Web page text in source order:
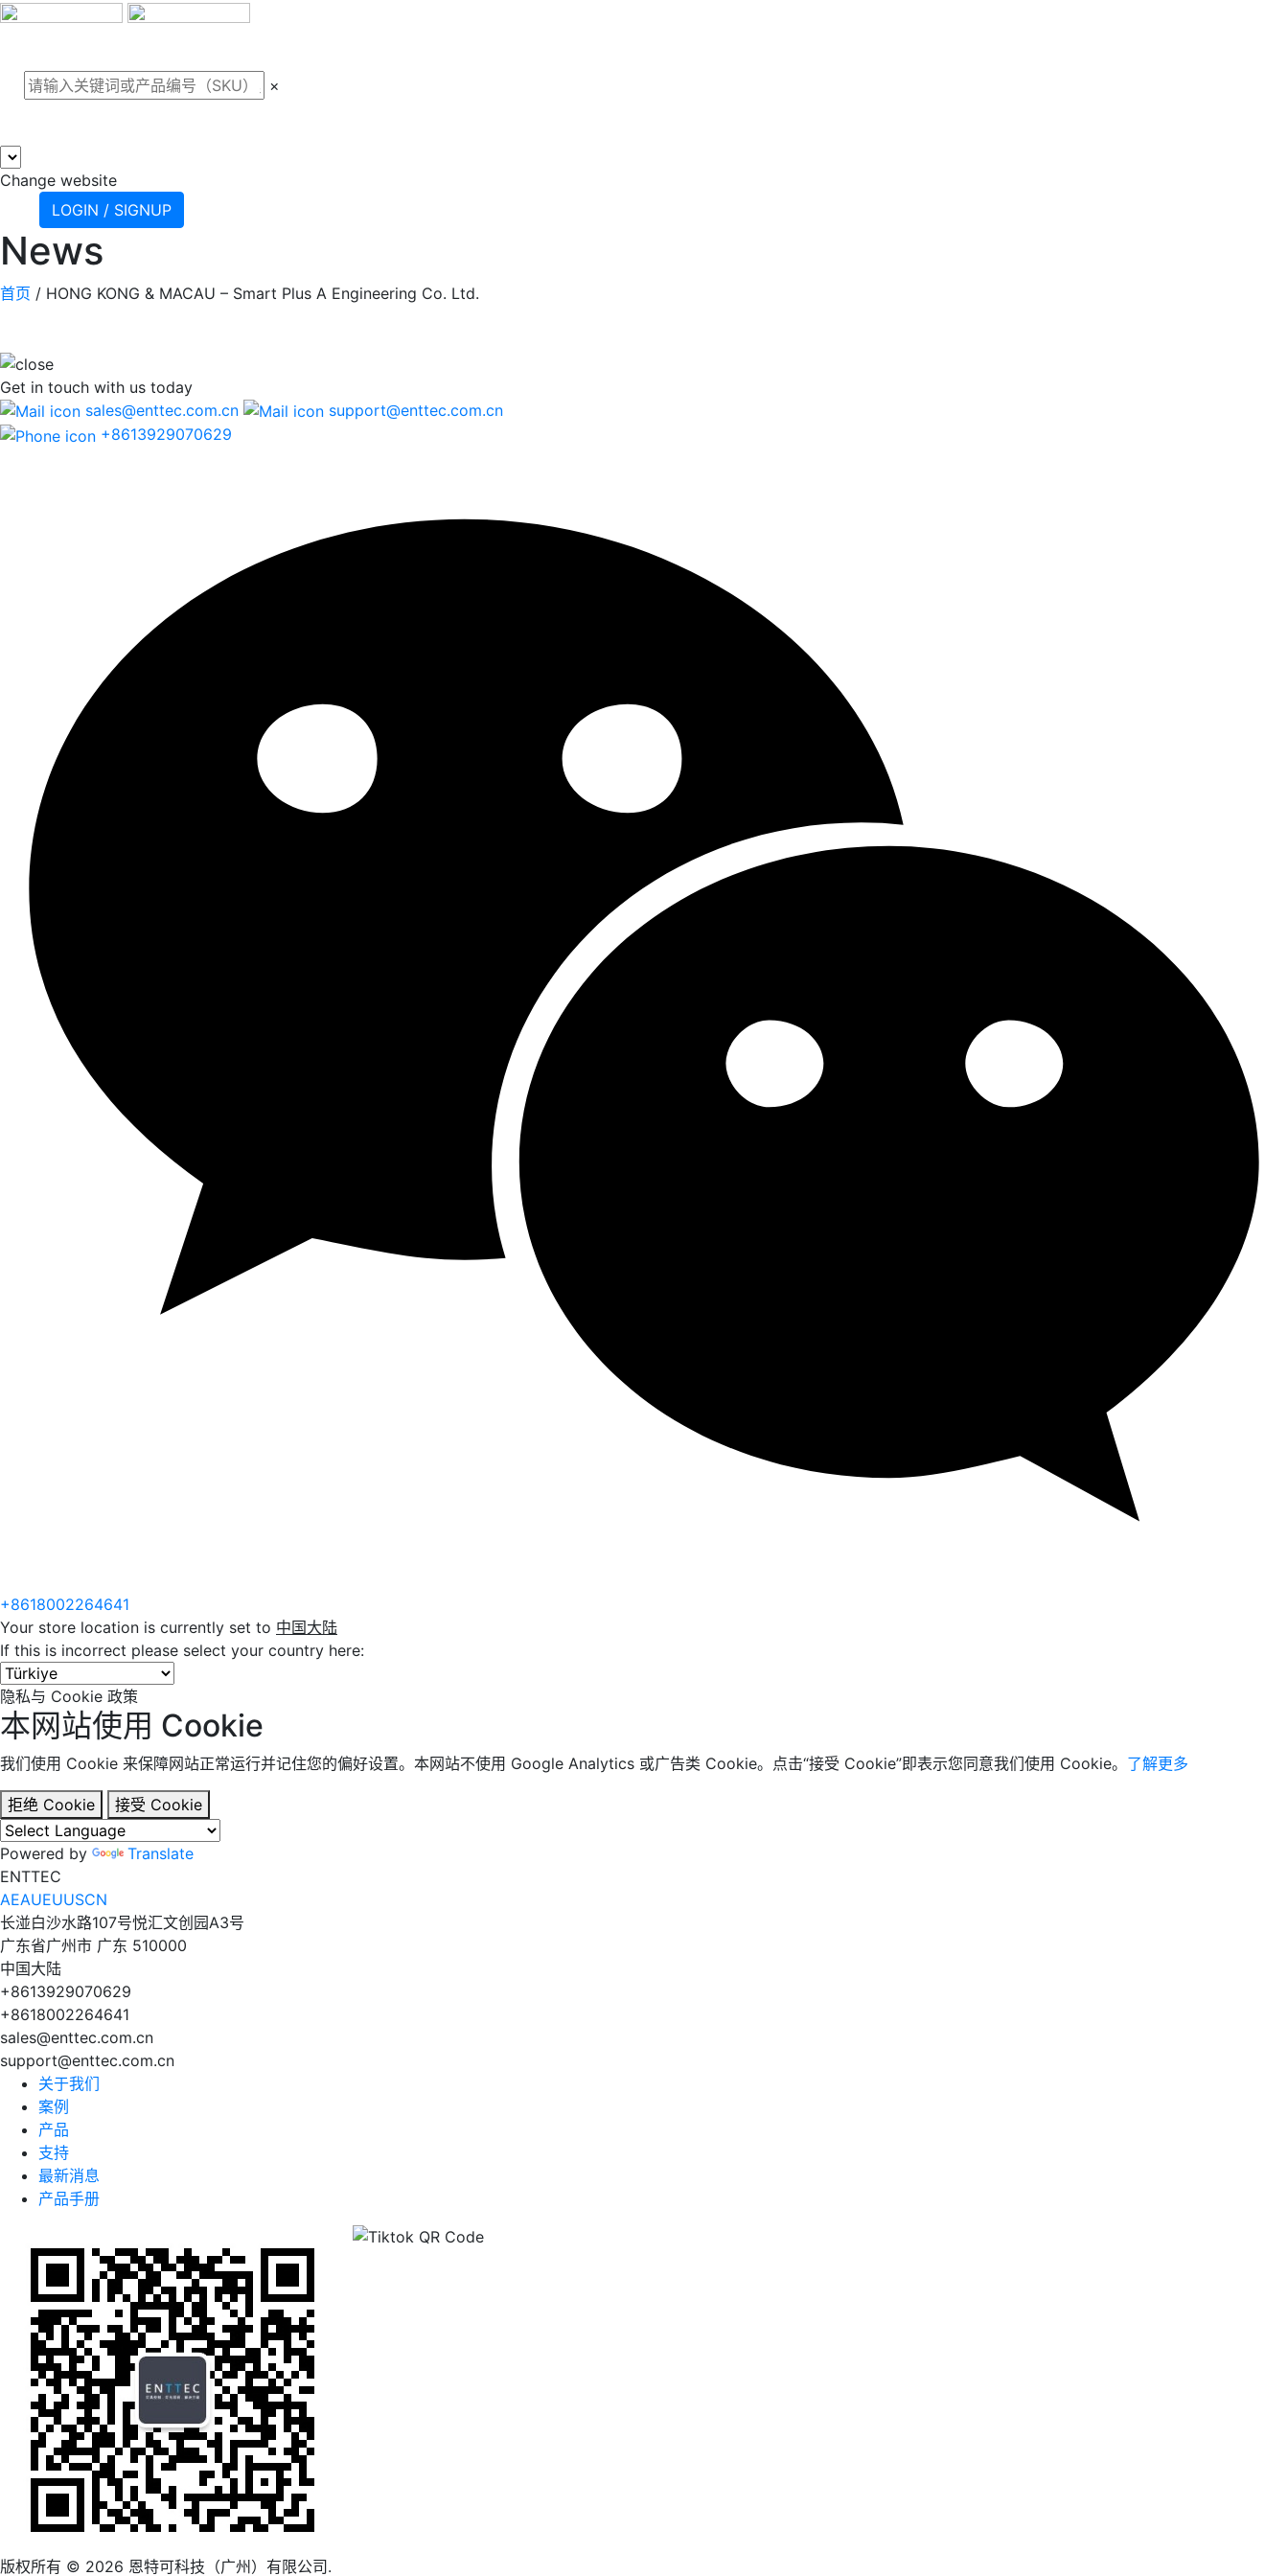
×
Change website
LOGIN / SIGNUP
News
首页 / HONG KONG & MACAU – Smart Plus A Engineering Co. Ltd.
Get in touch with us today
sales@enttec.com.cn
support@enttec.com.cn
+8613929070629
+8618002264641
Your store location is currently set to 中国大陆
If this is incorrect please select your country here:
隐私与 Cookie 政策
本网站使用 Cookie
我们使用 Cookie 来保障网站正常运行并记住您的偏好设置。本网站不使用 Google Analytics 或广告类 Cookie。点击“接受 Cookie”即表示您同意我们使用 Cookie。 了解更多
拒绝 Cookie 接受 Cookie
Powered by
Translate
ENTTEC
AEAUEUUSCN
长湴白沙水路107号悦汇文创园A3号
广东省广州市 广东 510000
中国大陆
+8613929070629
+8618002264641
sales@enttec.com.cn
support@enttec.com.cn
关于我们
案例
产品
支持
最新消息
产品手册
版权所有 © 2026 恩特可科技（广州）有限公司.